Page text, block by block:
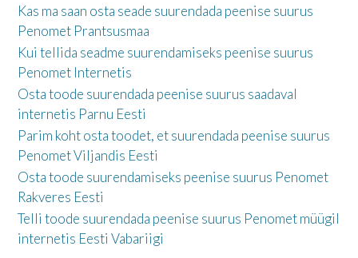
Kas ma saan osta seade suurendada peenise suurus
Penomet Prantsusmaa
Kui tellida seadme suurendamiseks peenise suurus
Penomet Internetis
Osta toode suurendada peenise suurus saadaval
internetis Parnu Eesti
Parim koht osta toodet, et suurendada peenise suurus
Penomet Viljandis Eesti
Osta toode suurendamiseks peenise suurus Penomet
Rakveres Eesti
Telli toode suurendada peenise suurus Penomet müügil
internetis Eesti Vabariigi